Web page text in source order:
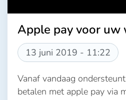
Apple pay voor uw
13 juni 2019 - 11:22
Vanaf vandaag
betalen met apple pay via